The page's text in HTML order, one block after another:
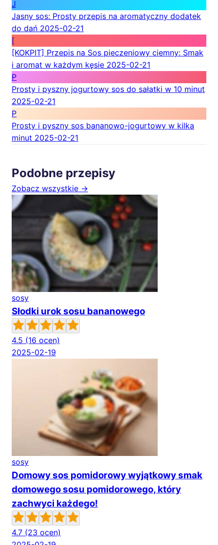
J
Jasny sos: Prosty przepis na aromatyczny dodatek
do dań 2025-02-21
[
[KOKPIT] Przepis na Sos pieczeniowy ciemny: Smak
i aromat w każdym kęsie 2025-02-21
P
Prosty i pyszny jogurtowy sos do sałatki w 10 minut
2025-02-21
P
Prosty i pyszny sos bananowo-jogurtowy w kilka
minut 2025-02-21
Podobne przepisy
Zobacz wszystkie →
sosy
Słodki urok sosu bananowego
4.5 (16 ocen)
2025-02-19
sosy
Domowy sos pomidorowy wyjątkowy smak
domowego sosu pomidorowego, który
zachwyci każdego!
4.7 (23 ocen)